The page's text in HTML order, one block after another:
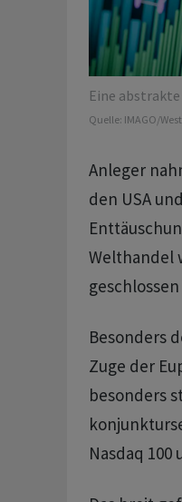
Eine
Quelle: IMAGO/
Anleger
den USA
Welthandel
Besonders
Zuge der
besonders
Nasdaq 100